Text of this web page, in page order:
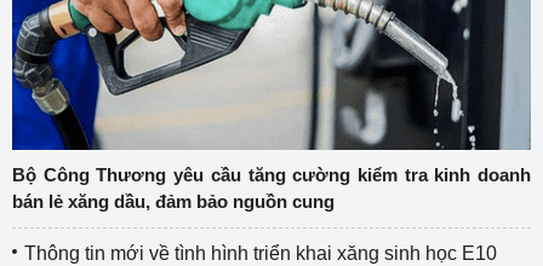
Bộ Công Thương yêu cầu tăng cường kiểm tra kinh doanh
bán lẻ xăng dầu, đảm bảo nguồn cung
Thông tin mới về tình hình triển khai xăng sinh học E10